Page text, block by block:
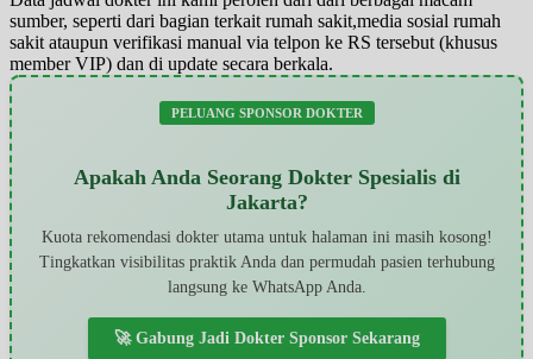
sumber, seperti dari bagian terkait rumah sakit,media sosial rumah
sakit ataupun verifikasi manual via telpon ke RS tersebut (khusus
member VIP) dan di update secara berkala.
PELUANG SPONSOR DOKTER
Apakah Anda Seorang Dokter Spesialis di
Jakarta?
Kuota rekomendasi dokter utama untuk halaman ini masih kosong!
Tingkatkan visibilitas praktik Anda dan permudah pasien terhubung
langsung ke WhatsApp Anda.
🚀 Gabung Jadi Dokter Sponsor Sekarang